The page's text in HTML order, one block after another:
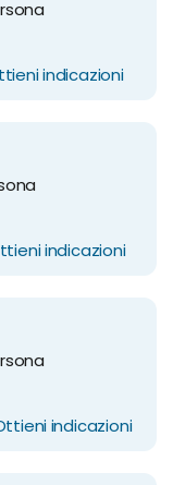
indicazioni
indicazioni
indicazioni